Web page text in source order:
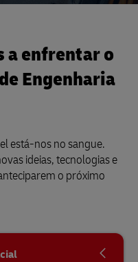
a enfrentar o
Engenharia
está-nos no sangue.
ideias, tecnologias e
o próximo